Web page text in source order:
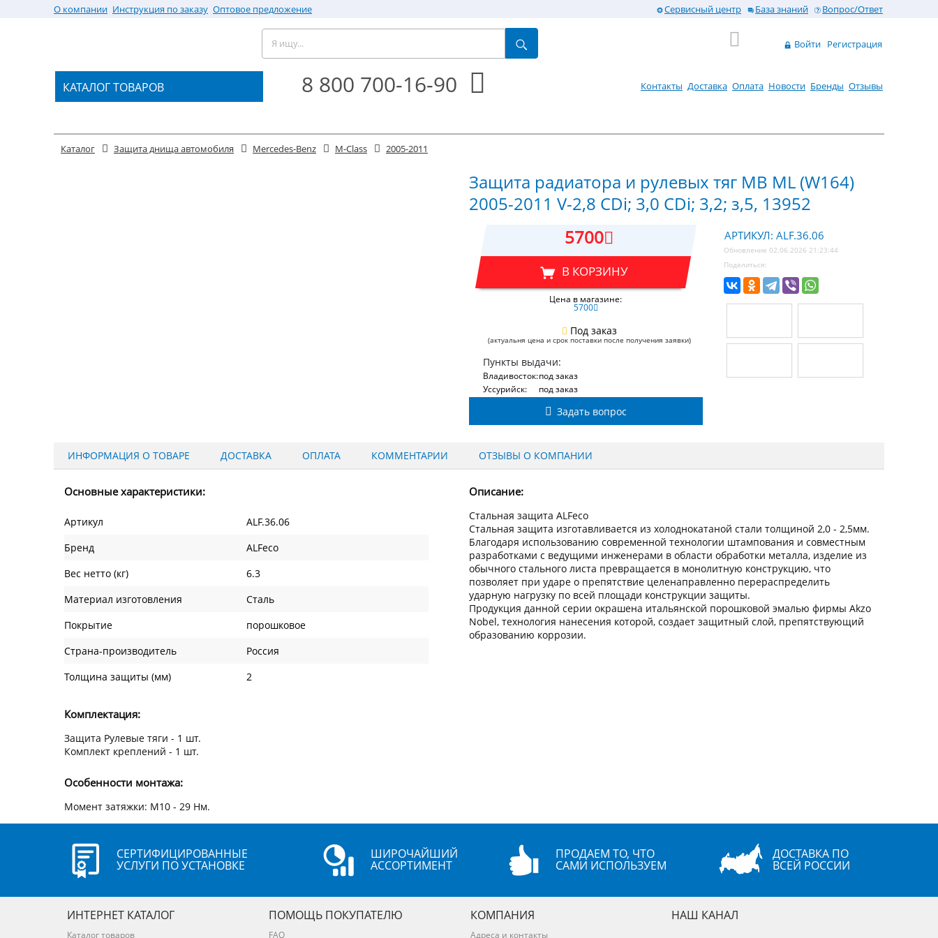
О компании Инструкция по заказу Оптовое предложение Сервисный центр База знаний Вопрос/Ответ
Войти Регистрация
КАТАЛОГ ТОВАРОВ 8 800 700-16-90 Контакты Доставка Оплата Новости Бренды Отзывы
Каталог Защита днища автомобиля Mercedes-Benz M-Class 2005-2011
Защита радиатора и рулевых тяг MB ML (W164)
2005-2011 V-2,8 CDi; 3,0 CDi; 3,2; з,5, 13952
5700
В КОРЗИНУ
Цена в магазине:
5700
Под заказ
(актуальня цена и срок поставки после получения заявки)
Пункты выдачи:
Владивосток:под заказ
Уссурийск:
под заказ
Задать вопрос
АРТИКУЛ: ALF.36.06
Обновление 02.06.2026 21:23:44
Поделиться:
ИНФОРМАЦИЯ О ТОВАРЕ ДОСТАВКА ОПЛАТА КОММЕНТАРИИ ОТЗЫВЫ О КОМПАНИИ
Основные характеристики:
Артикул
ALF.36.06
Бренд
ALFeco
Вес нетто (кг)
6.3
Материал изготовления
Сталь
Покрытие
порошковое
Страна-производитель
Россия
Толщина защиты (мм)
2
Комплектация:
Защита Рулевые тяги - 1 шт.
Комплект креплений - 1 шт.
Особенности монтажа:
Момент затяжки: М10 - 29 Нм.
Описание:
Стальная защита ALFeco
Стальная защита изготавливается из холоднокатаной стали толщиной 2,0 - 2,5мм.
Благодаря использованию современной технологии штампования и совместным
разработками с ведущими инженерами в области обработки металла, изделие из
обычного стального листа превращается в монолитную конструкцию, что
позволяет при ударе о препятствие целенаправленно перераспределить
ударную нагрузку по всей площади конструкции защиты.
Продукция данной серии окрашена итальянской порошковой эмалью фирмы Akzo
Nobel, технология нанесения которой, создает защитный слой, препятствующий
образованию коррозии.
СЕРТИФИЦИРОВАННЫЕ
УСЛУГИ ПО УСТАНОВКЕ
ШИРОЧАЙШИЙ
АССОРТИМЕНТ
ПРОДАЕМ ТО, ЧТО
САМИ ИСПОЛЬЗУЕМ
ДОСТАВКА ПО
ВСЕЙ РОССИИ
ИНТЕРНЕТ КАТАЛОГ
Каталог товаров
ПОМОЩЬ ПОКУПАТЕЛЮ
FAQ
КОМПАНИЯ
Адреса и контакты
НАШ КАНАЛ